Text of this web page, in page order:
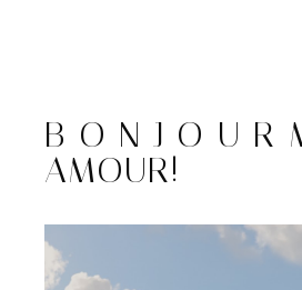
B O N J O U R
AMOUR!